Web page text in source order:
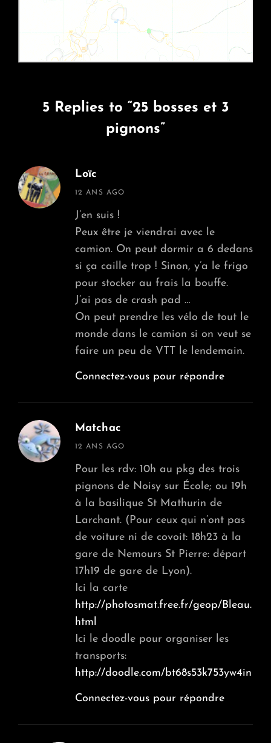
5 Replies to “25 bosses et 3
pignons”
Loïc
says:
12 ANS AGO
J’en suis !
Peux être je viendrai avec le
camion. On peut dormir a 6 dedans
si ça caille trop ! Sinon, y’a le frigo
pour stocker au frais la bouffe.
J’ai pas de crash pad …
On peut prendre les vélo de tout le
monde dans le camion si on veut se
faire un peu de VTT le lendemain.
Connectez-vous pour répondre
Matchac
says:
12 ANS AGO
Pour les rdv: 10h au pkg des trois
pignons de Noisy sur École; ou 19h
à la basilique St Mathurin de
Larchant. (Pour ceux qui n’ont pas
de voiture ni de covoit: 18h23 à la
gare de Nemours St Pierre: départ
17h19 de gare de Lyon).
Ici la carte
http://photosmat.free.fr/geop/Bleau.
html
Ici le doodle pour organiser les
transports:
http://doodle.com/bt68s53k753yw4in
Connectez-vous pour répondre